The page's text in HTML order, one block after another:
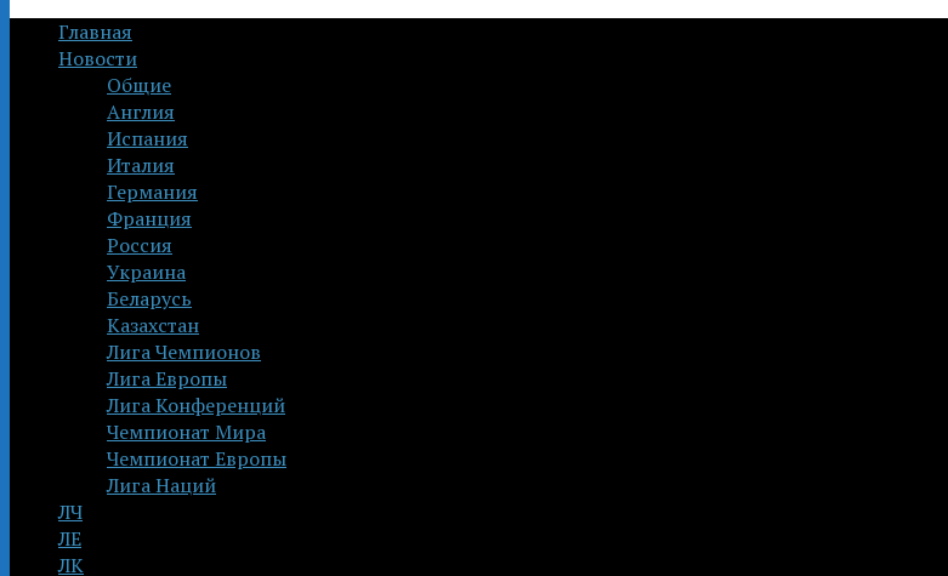
Главная
Новости
Общие
Англия
Испания
Италия
Германия
Франция
Россия
Украина
Беларусь
Казахстан
Лига Чемпионов
Лига Европы
Лига Конференций
Чемпионат Мира
Чемпионат Европы
Лига Наций
ЛЧ
ЛЕ
ЛК